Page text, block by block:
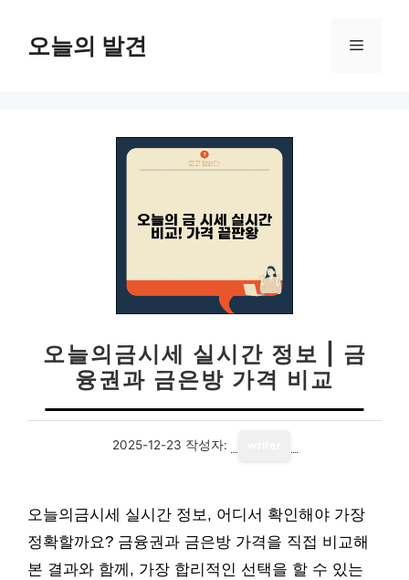
오늘의 발견 메
오늘의금시세 실시간 정보 | 금
융권과 금은방 가격 비교
2025-12-23 작성자:
오늘의금시세 실시간 정보, 어디서 확인해야 가장
정확할까요? 금융권과 금은방 가격을 직접 비교해
본 결과와 함께, 가장 합리적인 선택을 할 수 있는